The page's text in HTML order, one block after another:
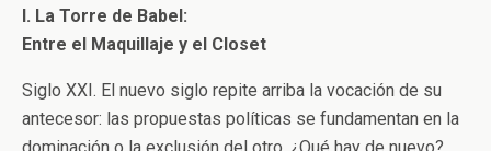
I. La Torre de Babel:
Entre el Maquillaje y el Closet
Siglo XXI. El nuevo siglo repite arriba la vocación de su
antecesor: las propuestas políticas se fundamentan en la